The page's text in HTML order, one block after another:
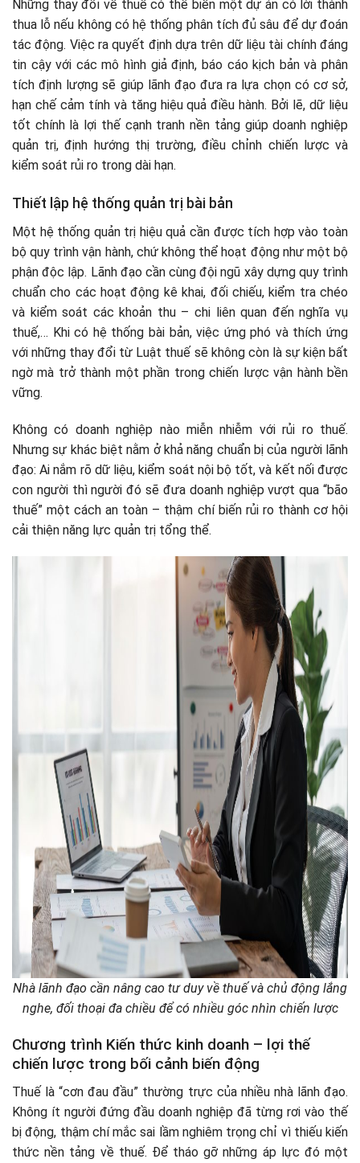
Những thay đổi về thuế có thể biến một dự án có lời thành
thua lỗ nếu không có hệ thống phân tích đủ sâu để dự đoán
tác động. Việc ra quyết định dựa trên dữ liệu tài chính đáng
tin cậy với các mô hình giả định, báo cáo kịch bản và phân
tích định lượng sẽ giúp lãnh đạo đưa ra lựa chọn có cơ sở,
hạn chế cảm tính và tăng hiệu quả điều hành. Bởi lẽ, dữ liệu
tốt chính là lợi thế cạnh tranh nền tảng giúp doanh nghiệp
quản trị, định hướng thị trường, điều chỉnh chiến lược và
kiểm soát rủi ro trong dài hạn.
Thiết lập hệ thống quản trị bài bản
Một hệ thống quản trị hiệu quả cần được tích hợp vào toàn
bộ quy trình vận hành, chứ không thể hoạt động như một bộ
phận độc lập. Lãnh đạo cần cùng đội ngũ xây dựng quy trình
chuẩn cho các hoạt động kê khai, đối chiếu, kiểm tra chéo
và kiểm soát các khoản thu – chi liên quan đến nghĩa vụ
thuế,… Khi có hệ thống bài bản, việc ứng phó và thích ứng
với những thay đổi từ Luật thuế sẽ không còn là sự kiện bất
ngờ mà trở thành một phần trong chiến lược vận hành bền
vững.
Không có doanh nghiệp nào miễn nhiễm với rủi ro thuế.
Nhưng sự khác biệt nằm ở khả năng chuẩn bị của người lãnh
đạo: Ai nắm rõ dữ liệu, kiểm soát nội bộ tốt, và kết nối được
con người thì người đó sẽ đưa doanh nghiệp vượt qua “bão
thuế” một cách an toàn – thậm chí biến rủi ro thành cơ hội
cải thiện năng lực quản trị tổng thể.
Nhà lãnh đạo cần nâng cao tư duy về thuế và chủ động lắng
nghe, đối thoại đa chiều để có nhiều góc nhìn chiến lược
Chương trình Kiến thức kinh doanh – lợi thế
chiến lược trong bối cảnh biến động
Thuế là “cơn đau đầu” thường trực của nhiều nhà lãnh đạo.
Không ít người đứng đầu doanh nghiệp đã từng rơi vào thế
bị động, thậm chí mắc sai lầm nghiêm trọng chỉ vì thiếu kiến
thức nền tảng về thuế. Để tháo gỡ những áp lực đó một